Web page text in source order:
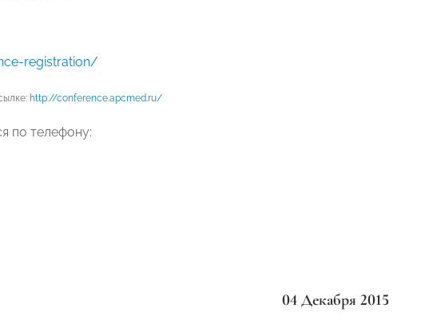
registration/
http://conference.apcmed.ru/
по телефону:
04 Декабря 2015